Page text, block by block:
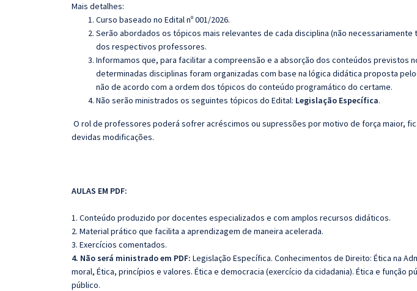
Mais detalhes:
Curso baseado no Edital nº 001/2026.
Serão abordados os tópicos mais relevantes de cada disciplina (não
dos respectivos professores.
Informamos que, para facilitar a compreensão e a absorção dos conteúdos previstos
determinadas disciplinas foram organizadas com base na lógica didática proposta
não de acordo com a ordem dos tópicos do conteúdo programático do certame.
Não serão ministrados os seguintes tópicos do Edital: Legislação Específica.
O rol de professores poderá sofrer acréscimos ou supressões por motivo de força maior,
devidas modificações.
AULAS EM PDF:
1. Conteúdo produzido por docentes especializados e com amplos recursos didáticos.
2. Material prático que facilita a aprendizagem de maneira acelerada.
3. Exercícios comentados.
4. Não será ministrado em PDF: Legislação Específica. Conhecimentos de Direito: Ética na
moral, Ética, princípios e valores. Ética e democracia (exercício da cidadania). Ética e função
público.